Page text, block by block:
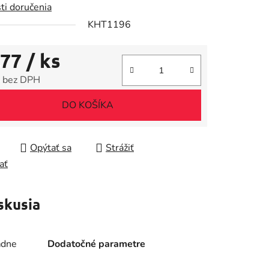
doručenia
KHT1196
/ ks
DPH
DO KOŠÍKA
Opýtať sa
Strážiť
Dodatočné parametre